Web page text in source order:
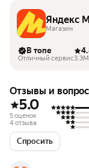
Яндекс
Магазин
В топе
Отличный сервис
Отзывы и
5.0
5 оценок
4 отзыва
Спросить